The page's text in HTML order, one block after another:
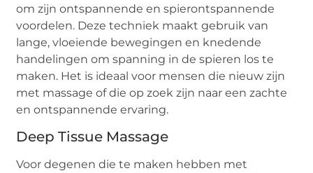
om zijn ontspannende en spierontspannende
voordelen. Deze techniek maakt gebruik van
lange, vloeiende bewegingen en knedende
handelingen om spanning in de spieren los te
maken. Het is ideaal voor mensen die nieuw zijn
met massage of die op zoek zijn naar een zachte
en ontspannende ervaring.
Deep Tissue Massage
Voor degenen die te maken hebben met